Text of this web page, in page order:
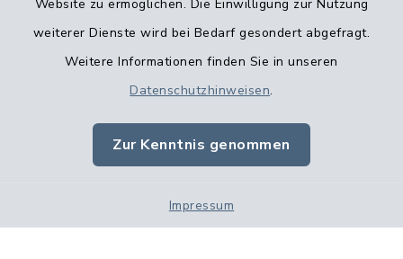
Website zu ermöglichen. Die Einwilligung zur Nutzung
weiterer Dienste wird bei Bedarf gesondert abgefragt.
Weitere Informationen finden Sie in unseren
Datenschutzhinweisen.
Zur Kenntnis genommen
Impressum
Barrierefreiheit
Impressum
Sitemap